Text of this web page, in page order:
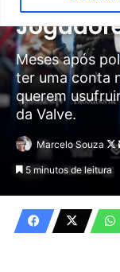
Meses após
ter uma conta
querem
da Valve.
Marcelo Souza
5 minutos de leitura